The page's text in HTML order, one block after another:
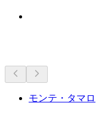
モンテ・タマロ